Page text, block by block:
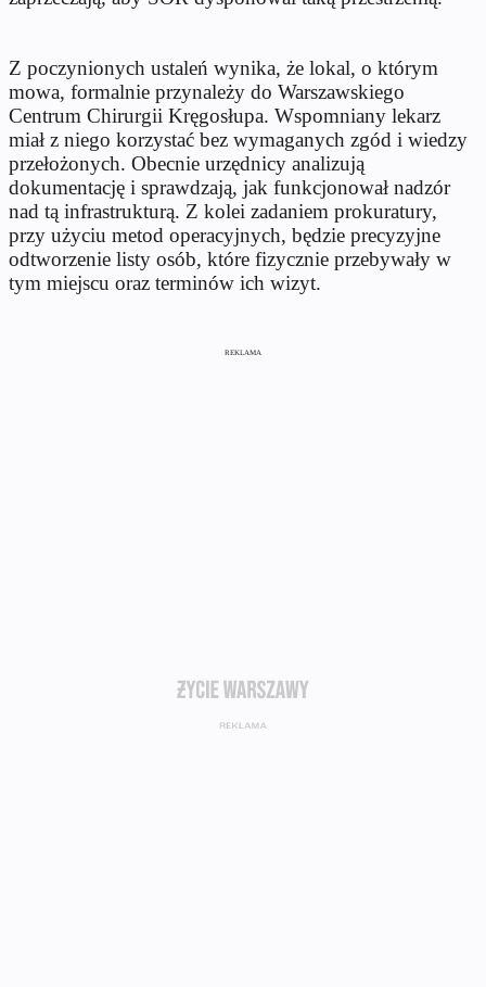
Z poczynionych ustaleń wynika, że lokal, o którym
mowa, formalnie przynależy do Warszawskiego
Centrum Chirurgii Kręgosłupa. Wspomniany lekarz
miał z niego korzystać bez wymaganych zgód i wiedzy
przełożonych. Obecnie urzędnicy analizują
dokumentację i sprawdzają, jak funkcjonował nadzór
nad tą infrastrukturą. Z kolei zadaniem prokuratury,
przy użyciu metod operacyjnych, będzie precyzyjne
odtworzenie listy osób, które fizycznie przebywały w
tym miejscu oraz terminów ich wizyt.
REKLAMA